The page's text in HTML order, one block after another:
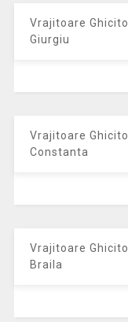
Vrajitoare
Giurgiu
Vrajitoare
Constanta
Vrajitoare
Braila